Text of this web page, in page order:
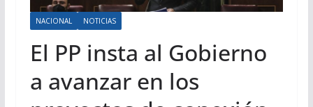
NACIONAL NOTICIAS
El PP insta al Gobierno
a avanzar en los